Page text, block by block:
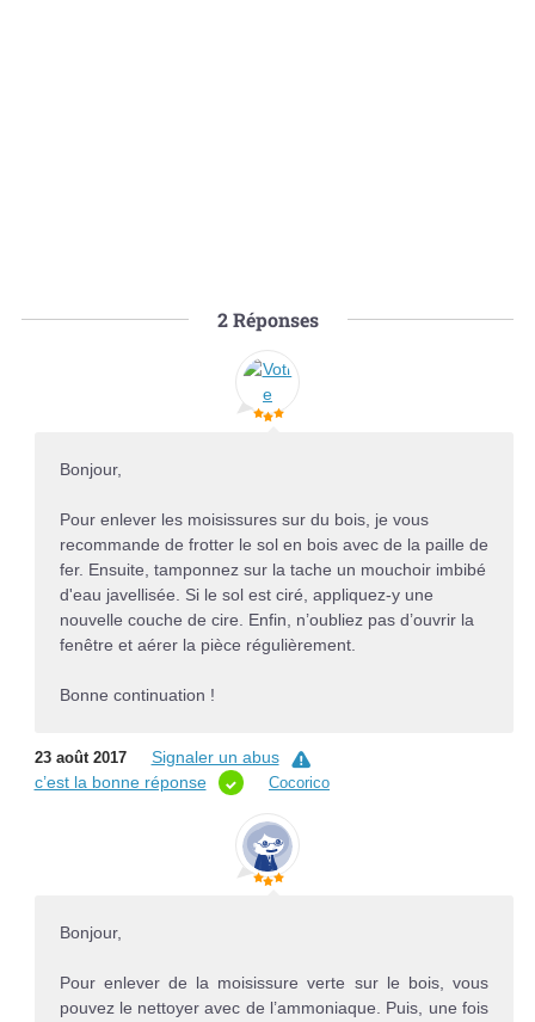
2Réponses
Bonjour,
Pour enlever les moisissures sur du bois, je vous
recommande de frotter le sol en bois avec de la paille de
fer. Ensuite, tamponnez sur la tache un mouchoir imbibé
d'eau javellisée. Si le sol est ciré, appliquez-y une
nouvelle couche de cire. Enfin, n’oubliez pas d’ouvrir la
fenêtre et aérer la pièce régulièrement.
Bonne continuation !
23 août 2017
Signaler un abus
c’est la bonne réponse
Cocorico
Bonjour,
Pour enlever de la moisissure verte sur le bois, vous
pouvez le nettoyer avec de l’ammoniaque. Puis, une fois